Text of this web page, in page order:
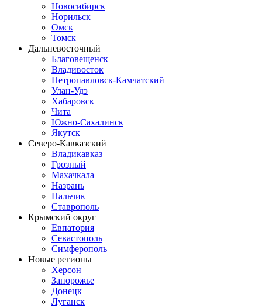
Новосибирск
Норильск
Омск
Томск
Дальневосточный
Благовещенск
Владивосток
Петропавловск-Камчатский
Улан-Удэ
Хабаровск
Чита
Южно-Сахалинск
Якутск
Северо-Кавказский
Владикавказ
Грозный
Махачкала
Назрань
Нальчик
Ставрополь
Крымский округ
Евпатория
Севастополь
Симферополь
Новые регионы
Херсон
Запорожье
Донецк
Луганск